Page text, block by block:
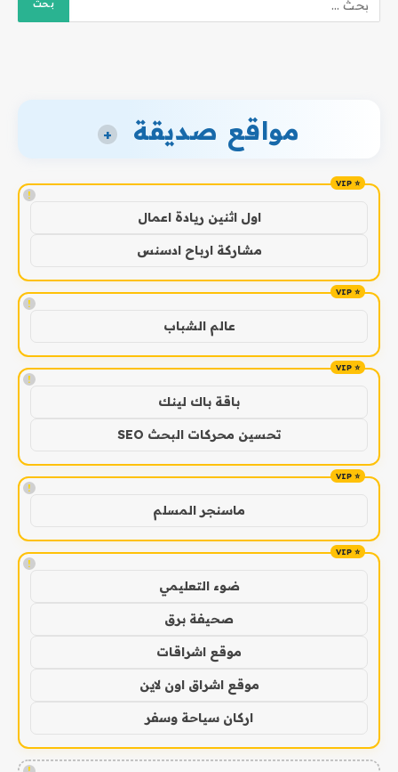
مواقع صديقة +
!
اول اثنين ريادة اعمال
مشاركة ارباح ادسنس
!
عالم الشباب
!
باقة باك لينك
تحسين محركات البحث SEO
!
ماسنجر المسلم
!
ضوء التعليمي
صحيفة برق
موقع اشراقات
موقع اشراق اون لاين
اركان سياحة وسفر